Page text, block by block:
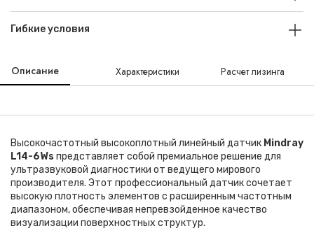
Гибкие условия
Описание Характеристики Расчет лизинга
Высокочастотный высокоплотный линейный датчик Mindray
L14-6Ws представляет собой премиальное решение для
ультразвуковой диагностики от ведущего мирового
производителя. Этот профессиональный датчик сочетает
высокую плотность элементов с расширенным частотным
диапазоном, обеспечивая непревзойденное качество
визуализации поверхностных структур.